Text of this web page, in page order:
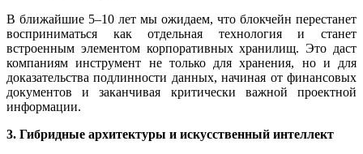
В ближайшие 5–10 лет мы ожидаем, что блокчейн перестанет
восприниматься как отдельная технология и станет
встроенным элементом корпоративных хранилищ. Это даст
компаниям инструмент не только для хранения, но и для
доказательства подлинности данных, начиная от финансовых
документов и заканчивая критически важной проектной
информации.
3. Гибридные архитектуры и искусственный интеллект